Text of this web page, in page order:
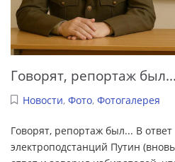
Говорят, репортаж был...
Новости, Фото, Фотогалерея
Говорят, репортаж был... В
электроподстанций Путин